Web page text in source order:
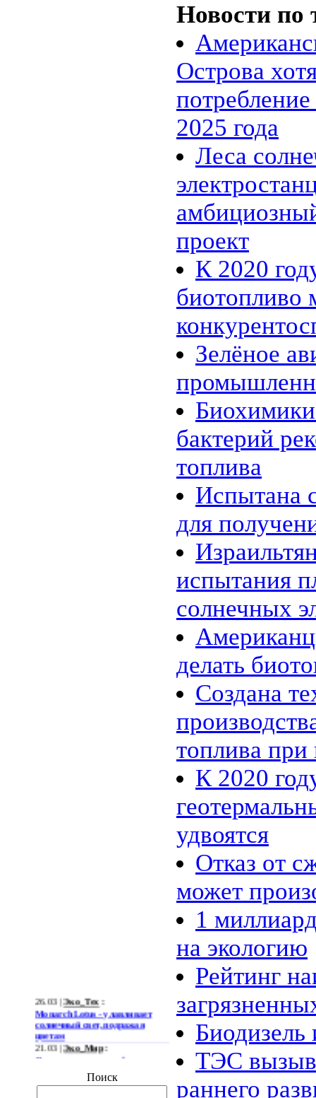
Monarch Lotus - улавливает
солнечный свет, подражая
цветам
21.03 |Эко_Мир
Огромная ветряная ферма
отказаться от импорта энергии
19.03 |Эко_Мир:
Поиск
Новости по
Острова
2025 года
Леса
проект
К 2020
биотопливо
Зелёное
бактерий
топлива
Испытана
для
испытания
солнечных
делать
Создана
топлива
К 2020
удвоятся
Отказ от
может
1
на экологию
Рейтинг
Биодизель
ТЭС
раннего